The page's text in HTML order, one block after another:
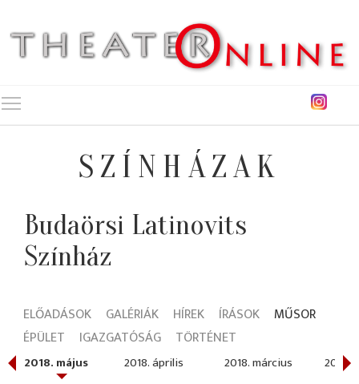
SZÍNHÁZAK
Budaörsi Latinovits
Színház
ELŐADÁSOK GALÉRIÁK HÍREK ÍRÁSOK
MŰSOR
ÉPÜLET
IGAZGATÓSÁG TÖRTÉNET
2018. május 2018. április 2018. március 2018.